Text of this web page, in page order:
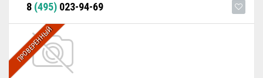
8 (495) 023-94-69
ПРОВЕРЕННЫЙ